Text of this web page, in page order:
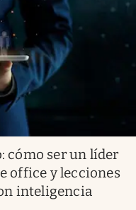
cómo ser un líder
office y lecciones
inteligencia